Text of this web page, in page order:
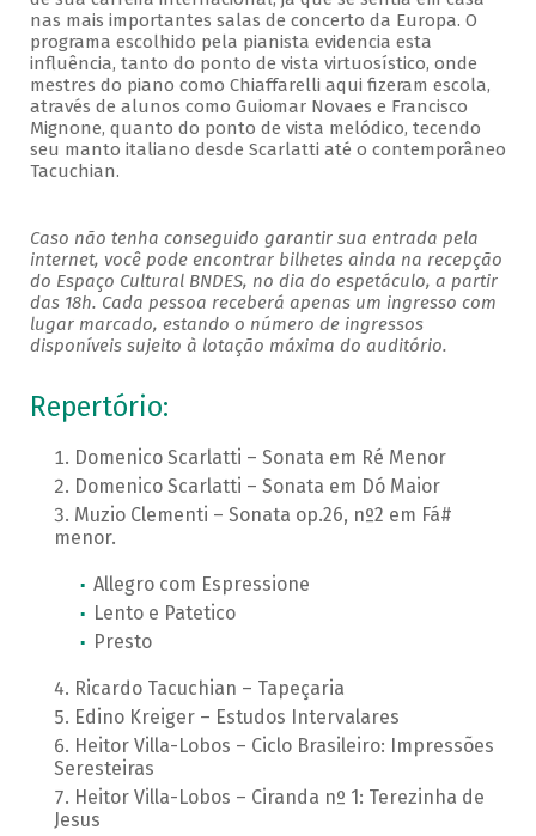
nas mais importantes salas de concerto da Europa. O
programa escolhido pela pianista evidencia esta
influência, tanto do ponto de vista virtuosístico, onde
mestres do piano como Chiaffarelli aqui fizeram escola,
através de alunos como Guiomar Novaes e Francisco
Mignone, quanto do ponto de vista melódico, tecendo
seu manto italiano desde Scarlatti até o contemporâneo
Tacuchian.
Caso não tenha conseguido garantir sua entrada pela
internet, você pode encontrar bilhetes ainda na recepção
do Espaço Cultural BNDES, no dia do espetáculo, a partir
das 18h. Cada pessoa receberá apenas um ingresso com
lugar marcado, estando o número de ingressos
disponíveis sujeito à lotação máxima do auditório.
Repertório:
Domenico Scarlatti – Sonata em Ré Menor
Domenico Scarlatti – Sonata em Dó Maior
Muzio Clementi – Sonata op.26, nº2 em Fá#
menor.
Allegro com Espressione
Lento e Patetico
Presto
Ricardo Tacuchian – Tapeçaria
Edino Kreiger – Estudos Intervalares
Heitor Villa-Lobos – Ciclo Brasileiro: Impressões
Seresteiras
Heitor Villa-Lobos – Ciranda nº 1: Terezinha de
Jesus